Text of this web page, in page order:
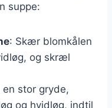
suppe:
: Skær blomkålen
og skræl
en stor gryde,
og hvidløg, indtil